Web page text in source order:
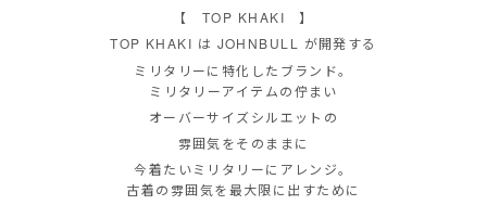
【 TOP KHAKI 】
TOP KHAKI は JOHNBULL が開発する
ミリタリーに特化したブランド。
ミリタリーアイテムの佇まい
オーバーサイズシルエットの
雰囲気をそのままに
今着たいミリタリーにアレンジ。
古着の雰囲気を最大限に出すために